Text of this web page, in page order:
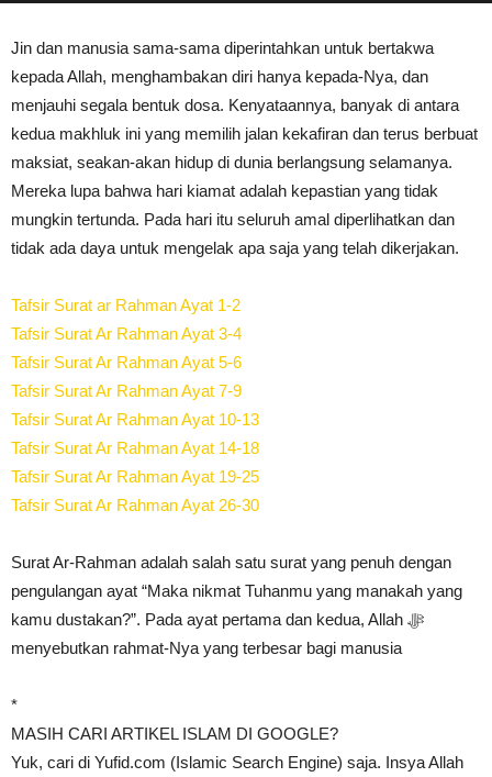
Jin dan manusia sama-sama diperintahkan untuk bertakwa
kepada Allah, menghambakan diri hanya kepada-Nya, dan
menjauhi segala bentuk dosa. Kenyataannya, banyak di antara
kedua makhluk ini yang memilih jalan kekafiran dan terus berbuat
maksiat, seakan-akan hidup di dunia berlangsung selamanya.
Mereka lupa bahwa hari kiamat adalah kepastian yang tidak
mungkin tertunda. Pada hari itu seluruh amal diperlihatkan dan
tidak ada daya untuk mengelak apa saja yang telah dikerjakan.
Tafsir Surat ar Rahman Ayat 1-2
Tafsir Surat Ar Rahman Ayat 3-4
Tafsir Surat Ar Rahman Ayat 5-6
Tafsir Surat Ar Rahman Ayat 7-9
Tafsir Surat Ar Rahman Ayat 10-13
Tafsir Surat Ar Rahman Ayat 14-18
Tafsir Surat Ar Rahman Ayat 19-25
Tafsir Surat Ar Rahman Ayat 26-30
Surat Ar-Rahman adalah salah satu surat yang penuh dengan
pengulangan ayat “Maka nikmat Tuhanmu yang manakah yang
kamu dustakan?”. Pada ayat pertama dan kedua, Allah ﷻ
menyebutkan rahmat-Nya yang terbesar bagi manusia
*
MASIH CARI ARTIKEL ISLAM DI GOOGLE?
Yuk, cari di Yufid.com (Islamic Search Engine) saja. Insya Allah